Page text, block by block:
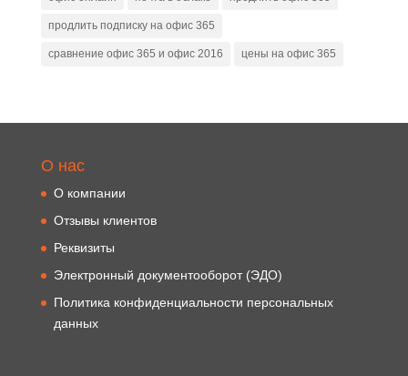
продлить подписку на офис 365
сравнение офис 365 и офис 2016 цены на офис 365
О нас
О компании
Отзывы клиентов
Реквизиты
Электронный документооборот (ЭДО)
Политика конфиденциальности персональных
данных